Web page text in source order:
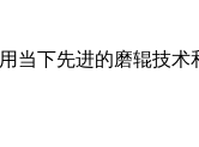
下先进的磨辊技术